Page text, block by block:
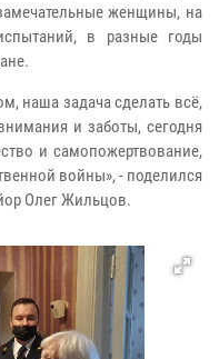
женщины, на
в разные годы
наша задача сделать всё,
и заботы, сегодня
и самопожертвование,
войны», - поделился
Олег Жильцов.